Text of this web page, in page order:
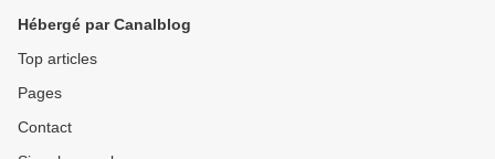
Hébergé par Canalblog
Top articles
Pages
Contact